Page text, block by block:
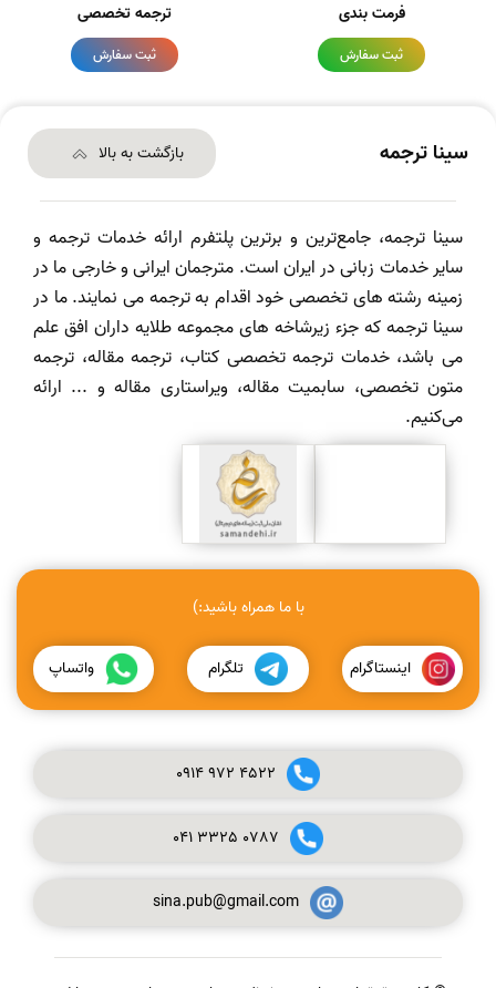
فرمت بندی
ثبت سفارش
ترجمه تخصصی
ثبت سفارش
سینا ترجمه بازگشت به بالا
سینا ترجمه، جامع‌ترین و برترین پلتفرم ارائه خدمات ترجمه و
سایر خدمات زبانی در ایران است. مترجمان ایرانی و خارجی ما در
زمینه رشته های تخصصی خود اقدام به ترجمه می نمایند. ما در
سینا ترجمه که جزء زیرشاخه های مجموعه طلایه داران افق علم
می باشد، خدمات ترجمه تخصصی کتاب، ترجمه مقاله، ترجمه
متون تخصصی، سابمیت مقاله، ویراستاری مقاله و ... ارائه
می‌کنیم.
با ما همراه باشید:)
اینستاگرام تلگرام واتساپ
0914972 4522
041 3325 0787
sina.pub@gmail.com